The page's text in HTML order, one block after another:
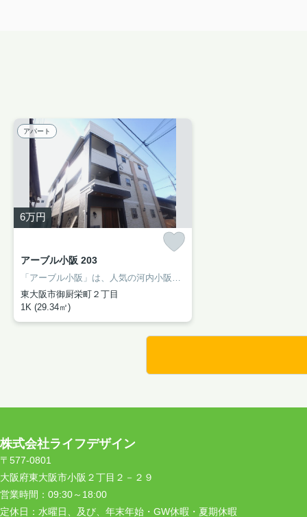
アパート
6万円
アーブル小阪 203
「アーブル小阪」は、人気の河内小阪駅から徒歩10分圏内にあるハイツタイプの物件です！
東大阪市御厨栄町２丁目
1K (29.34㎡)
株式会社ライフデザイン
〒577-0801
大阪府東大阪市小阪２丁目２－２９
営業時間： 09:30～18:00
定休日： 水曜日、及び、年末年始・GW休暇・夏期休暇